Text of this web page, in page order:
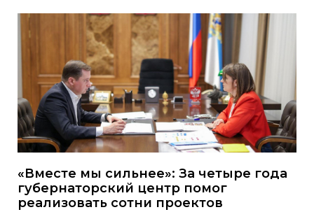
«Вместе мы сильнее»: За четыре года
губернаторский центр помог
реализовать сотни проектов